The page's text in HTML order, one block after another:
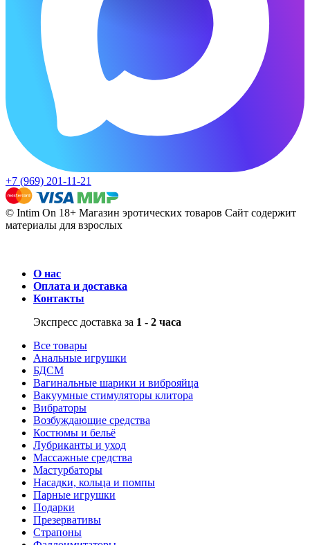
+7 (969) 201-11-21
© Intim On 18+ Магазин эротических товаров Сайт содержит
материалы для взрослых
О нас
Оплата и доставка
Контакты
Экспресс доставка за 1 - 2 часа
Все товары
Анальные игрушки
БДСМ
Вагинальные шарики и виброяйца
Вакуумные стимуляторы клитора
Вибраторы
Возбуждающие средства
Костюмы и бельё
Лубриканты и уход
Массажные средства
Мастурбаторы
Насадки, кольца и помпы
Парные игрушки
Подарки
Презервативы
Страпоны